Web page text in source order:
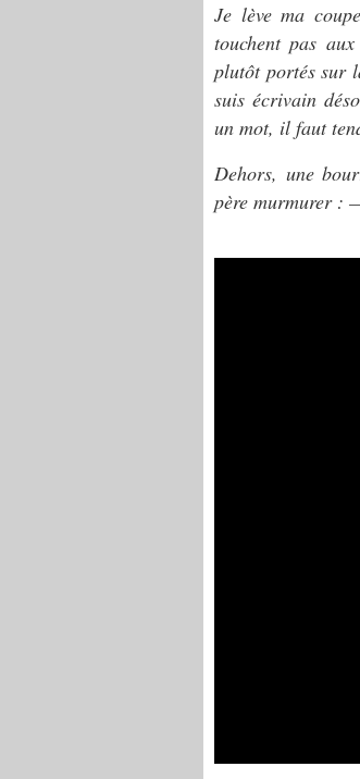
Je lève ma
touchent pas
plutôt portés sur
suis écrivain
un mot, il faut
Dehors, une
père murmurer :